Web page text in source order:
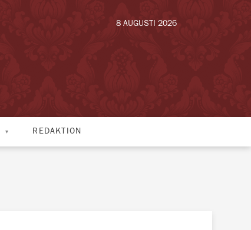
8 AUGUSTI 2026
REDAKTION